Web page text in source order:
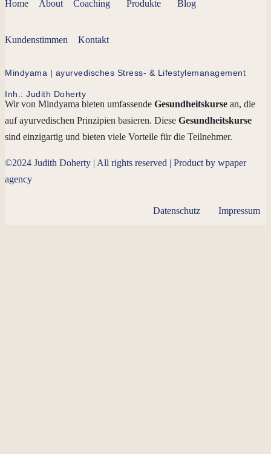
Home About Coaching Produkte Blog
Kundenstimmen Kontakt
Mindyama | ayurvedisches Stress- & Lifestylemanagement
Inh.: Judith Doherty
Wir von Mindyama bieten umfassende Gesundheitskurse an, die
auf ayurvedischen Prinzipien basieren. Diese Gesundheitskurse
sind einzigartig und bieten viele Vorteile für die Teilnehmer.
©2024 Judith Doherty | All rights reserved | Product by wpaper
agency
Datenschutz Impressum